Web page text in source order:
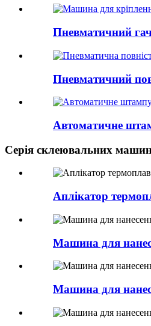
Пневматичний
Пневматичний
Автоматичне
Серія склеювальних
Аплікатор
Машина для
Машина для